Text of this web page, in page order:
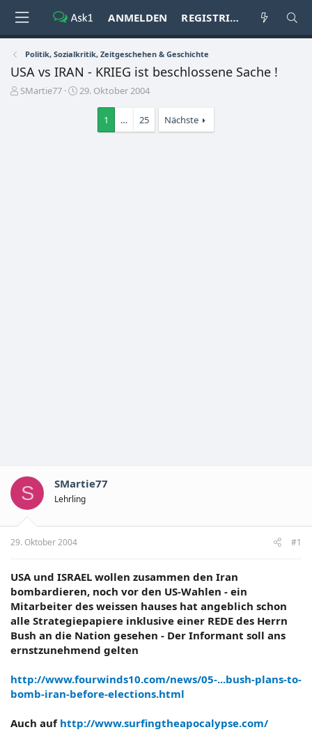
ANMELDEN REGISTRIEREN
Politik, Sozialkritik, Zeitgeschehen & Geschichte
USA vs IRAN - KRIEG ist beschlossene Sache !
E
SMartie77
E
29. Oktober 2004
1 … 25 Nächste
S SMartie77
Lehrling
29. Oktober 2004 #1
USA und ISRAEL wollen zusammen den Iran
bombardieren, noch vor den US-Wahlen - ein
Mitarbeiter des weissen hauses hat angeblich schon
alle Strategiepapiere inklusive einer REDE des Herrn
Bush an die Nation gesehen - Der Informant soll ans
ernstzunehmend gelten
http://www.fourwinds10.com/news/05-...bush-plans-to-
bomb-iran-before-elections.html
Auch auf http://www.surfingtheapocalypse.com/